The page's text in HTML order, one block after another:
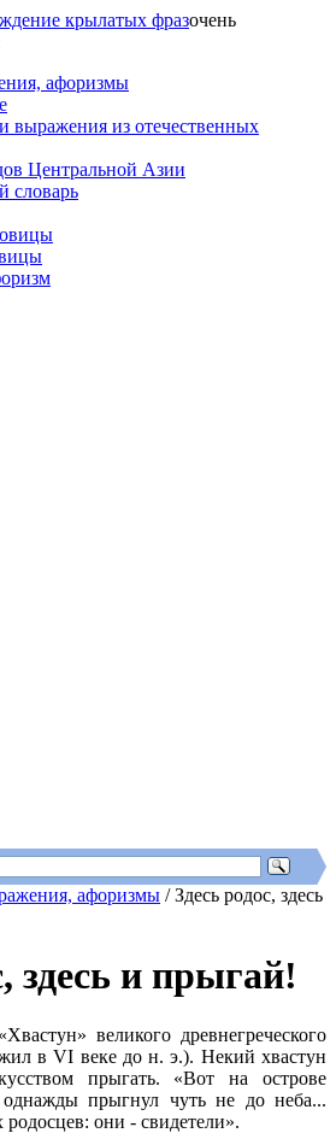
очень
афоризмы
выражения из отечественных
Центральной Азии
словарь
афоризмы /Здесь родос, здесь
здесь и прыгай!
великого древнегреческого
в VI веке до н. э.). Некий хвастун
прыгать. «Вот на острове
прыгнул чуть не до неба...
родосцев: они - свидетели».